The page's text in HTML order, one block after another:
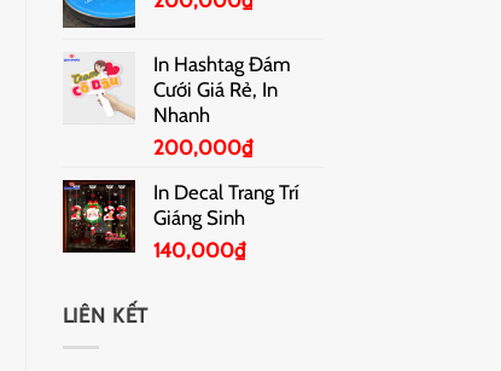
In Hashtag Đám
Cưới Giá Rẻ, In
Nhanh
200,000₫
In Decal Trang Trí
Giáng Sinh
140,000₫
LIÊN KẾT